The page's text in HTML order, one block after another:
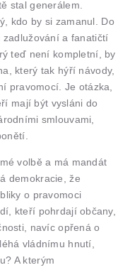
stal generálem.
kdo by si zamanul. Do
zadlužování a fanatičtí
teď není kompletní, by
který tak hýří návody,
pravomocí. Je otázka,
mají být vysláni do
smlouvami,
volbě a má mandát
demokracie, že
o pravomoci
kteří pohrdají občany,
navíc opřená o
vládnímu hnutí,
A kterým